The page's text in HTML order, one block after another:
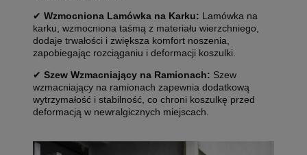
✔ Wzmocniona Lamówka na Karku: Lamówka na
karku, wzmocniona taśmą z materiału wierzchniego,
dodaje trwałości i zwiększa komfort noszenia,
zapobiegając rozciąganiu i deformacji koszulki.
✔ Szew Wzmacniający na Ramionach: Szew
wzmacniający na ramionach zapewnia dodatkową
wytrzymałość i stabilność, co chroni koszulkę przed
deformacją w newralgicznych miejscach.